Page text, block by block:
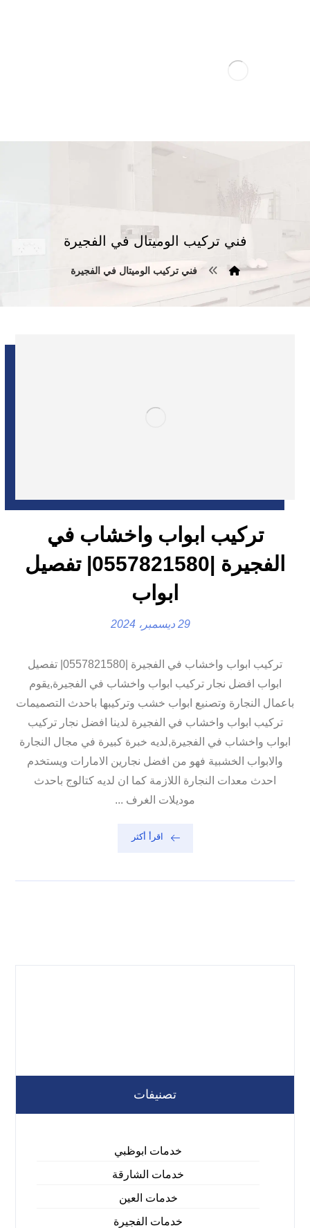
فني تركيب الوميتال في الفجيرة
فني تركيب الوميتال في الفجيرة
تركيب ابواب واخشاب في
الفجيرة |0557821580| تفصيل
ابواب
29 ديسمبر، 2024
تركيب ابواب واخشاب في الفجيرة |0557821580| تفصيل
ابواب افضل نجار تركيب ابواب واخشاب في الفجيرة,يقوم
باعمال النجارة وتصنيع ابواب خشب وتركيبها باحدث التصميمات
تركيب ابواب واخشاب في الفجيرة لدينا افضل نجار تركيب
ابواب واخشاب في الفجيرة,لديه خبرة كبيرة في مجال النجارة
والابواب الخشبية فهو من افضل نجارين الامارات ويستخدم
احدث معدات النجارة اللازمة كما ان لديه كتالوج باحدث
موديلات الغرف ...
اقرأ أكثر
تصنيفات
خدمات ابوظبي
خدمات الشارقة
خدمات العين
خدمات الفجيرة